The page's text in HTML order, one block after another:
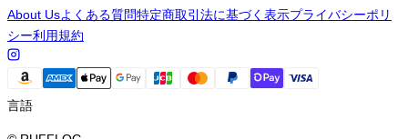
About Usよくある質問特定商取引法に基づく表示プライバシーポリ
シー利用規約
言語